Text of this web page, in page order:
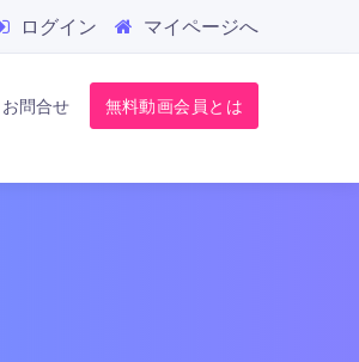
ログイン マイページへ
お問合せ 無料動画会員とは